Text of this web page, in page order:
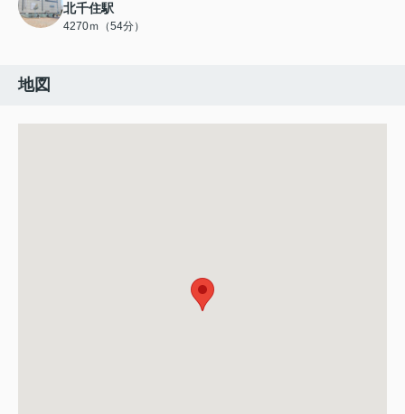
北千住駅
4270ｍ（54分）
地図